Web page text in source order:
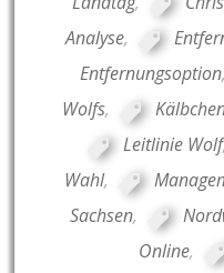
Analyse,
Entfernungsoption,
Wolfs,
Leitlinie Wolf,
Wahl,
Sachsen,
Online,